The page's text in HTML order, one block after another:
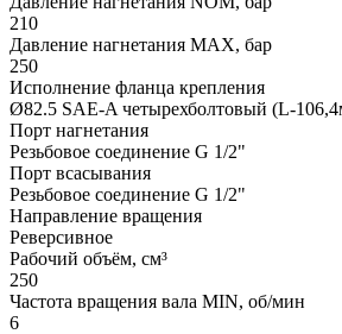
210
Давление нагнетания MAX, бар
250
Исполнение фланца крепления
Ø82.5 SAE-A четырехболтовый (L-
Порт нагнетания
Резьбовое соединение G 1/2"
Порт всасывания
Резьбовое соединение G 1/2"
Направление вращения
Реверсивное
Рабочий объём, см³
250
Частота вращения вала MIN, об/мин
6